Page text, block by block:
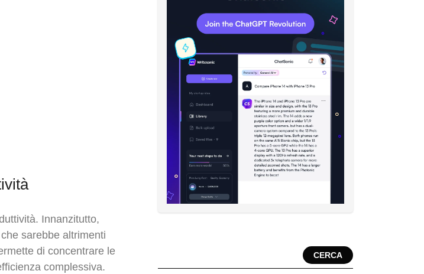
Innanzitutto,
sarebbe altrimenti
di concentrare le
complessiva.
CERCA